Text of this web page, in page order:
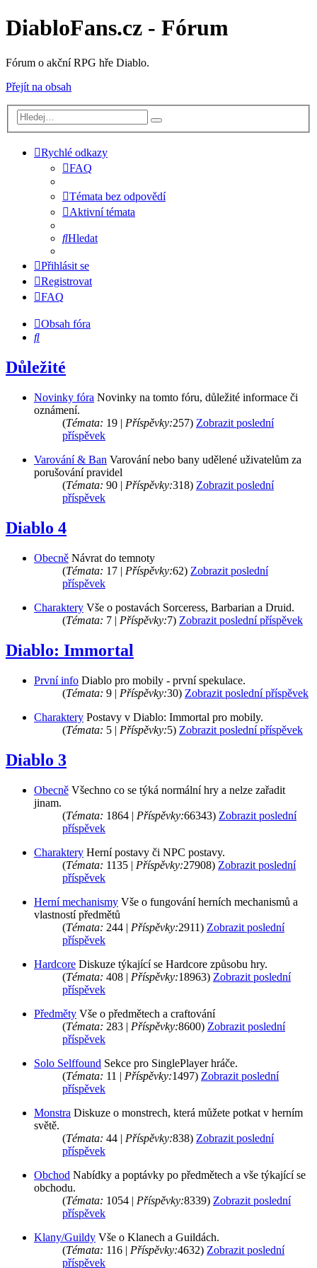
DiabloFans.cz - Fórum
Fórum o akční RPG hře Diablo.
Přejít na obsah
Rychlé odkazy
FAQ
Témata bez odpovědí
Aktivní témata
Hledat
Přihlásit se
Registrovat
FAQ
Obsah fóra
Hledat
Důležité
Novinky fóra Novinky na tomto fóru, důležité informace či
oznámení.
(Témata: 19 | Příspěvky:257) Zobrazit poslední
příspěvek
Varování & Ban Varování nebo bany udělené uživatelům za
porušování pravidel
(Témata: 90 | Příspěvky:318) Zobrazit poslední
příspěvek
Diablo 4
Obecně Návrat do temnoty
(Témata: 17 | Příspěvky:62) Zobrazit poslední
příspěvek
Charaktery Vše o postavách Sorceress, Barbarian a Druid.
(Témata: 7 | Příspěvky:7) Zobrazit poslední příspěvek
Diablo: Immortal
První info Diablo pro mobily - první spekulace.
(Témata: 9 | Příspěvky:30) Zobrazit poslední příspěvek
Charaktery Postavy v Diablo: Immortal pro mobily.
(Témata: 5 | Příspěvky:5) Zobrazit poslední příspěvek
Diablo 3
Obecně Všechno co se týká normální hry a nelze zařadit
jinam.
(Témata: 1864 | Příspěvky:66343) Zobrazit poslední
příspěvek
Charaktery Herní postavy či NPC postavy.
(Témata: 1135 | Příspěvky:27908) Zobrazit poslední
příspěvek
Herní mechanismy Vše o fungování herních mechanismů a
vlastností předmětů
(Témata: 244 | Příspěvky:2911) Zobrazit poslední
příspěvek
Hardcore Diskuze týkající se Hardcore způsobu hry.
(Témata: 408 | Příspěvky:18963) Zobrazit poslední
příspěvek
Předměty Vše o předmětech a craftování
(Témata: 283 | Příspěvky:8600) Zobrazit poslední
příspěvek
Solo Selffound Sekce pro SinglePlayer hráče.
(Témata: 11 | Příspěvky:1497) Zobrazit poslední
příspěvek
Monstra Diskuze o monstrech, která můžete potkat v herním
světě.
(Témata: 44 | Příspěvky:838) Zobrazit poslední
příspěvek
Obchod Nabídky a poptávky po předmětech a vše týkající se
obchodu.
(Témata: 1054 | Příspěvky:8339) Zobrazit poslední
příspěvek
Klany/Guildy Vše o Klanech a Guildách.
(Témata: 116 | Příspěvky:4632) Zobrazit poslední
příspěvek